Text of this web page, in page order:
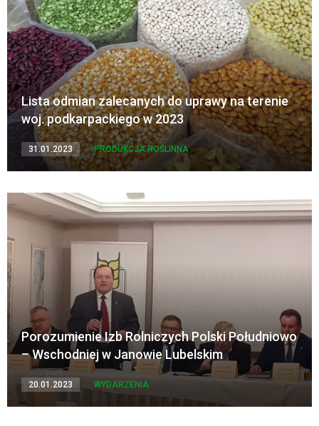
Lista odmian zalecanych do uprawy na terenie
woj. podkarpackiego w 2023
31.01.2023 PRODUKCJA ROŚLINNA
Porozumienie Izb Rolniczych Polski Południowo
– Wschodniej w Janowie Lubelskim
20.01.2023 WYDARZENIA